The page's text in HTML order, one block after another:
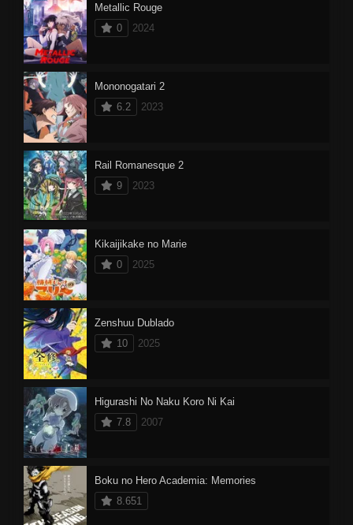
Metallic Rouge
0
2024
Mononogatari 2
6.2
2023
Rail Romanesque 2
9
2023
Kikaijikake no Marie
0
2025
Zenshuu Dublado
10
2025
Higurashi No Naku Koro Ni Kai
7.8
2007
Boku no Hero Academia: Memories
8.651